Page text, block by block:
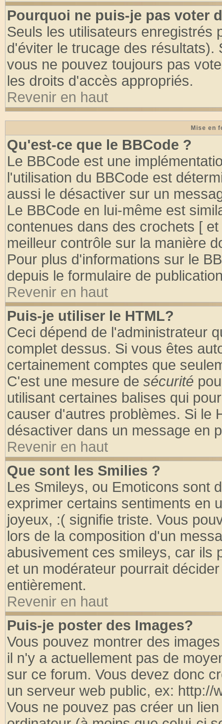
Pourquoi ne puis-je pas voter
Seuls les utilisateurs enregistrés
d'éviter le trucage des
vous ne pouvez toujours pas
les droits d'accès appropriés.
Revenir en haut
Mise en
Qu'est-ce que le BBCode ?
Le BBCode est une
l'utilisation du BBCode est
aussi le désactiver sur un
Le BBCode en lui-même est
contenues dans des crochets [
meilleur contrôle sur la manière
Pour plus d'informations sur le
depuis le formulaire de
Revenir en haut
Puis-je utiliser le HTML?
Ceci dépend de l'administrateur
complet dessus. Si vous êtes
certainement comptes que
C'est une mesure de sécurité
utilisant certaines balises qui
causer d'autres problèmes. Si le
désactiver dans un message en
Revenir en haut
Que sont les Smilies ?
Les Smileys, ou Emoticons sont
exprimer certains sentiments en
joyeux, :( signifie triste. Vous
lors de la composition d'un
abusivement ces smileys, car ils
et un modérateur pourrait
entièrement.
Revenir en haut
Puis-je poster des Images?
Vous pouvez montrer des
il n'y a actuellement pas de
sur ce forum. Vous devez donc
un serveur web public, ex: http://
Vous ne pouvez pas créer un